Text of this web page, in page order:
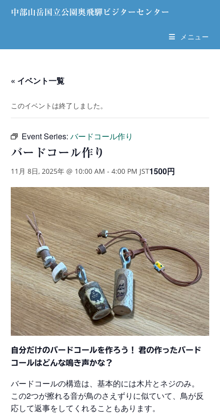
中部山岳国立公園奥飛驒ビジターセンター
メニュー
« イベント一覧
このイベントは終了しました。
Event Series:バードコール作り
バードコール作り
11月 8日, 2025年 @ 10:00 AM -4:00 PM JST1500円
自分だけのバードコールを作ろう！
君の作ったバード
コールはどんな鳴き声かな？
バードコールの構造は、基本的には木片とネジのみ。
この2つが擦れる音が鳥のさえずりに似ていて、鳥が反
応して返事をしてくれることもあります。